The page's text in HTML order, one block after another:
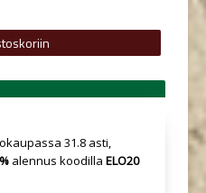
31.8 asti,
alennus koodilla ELO20